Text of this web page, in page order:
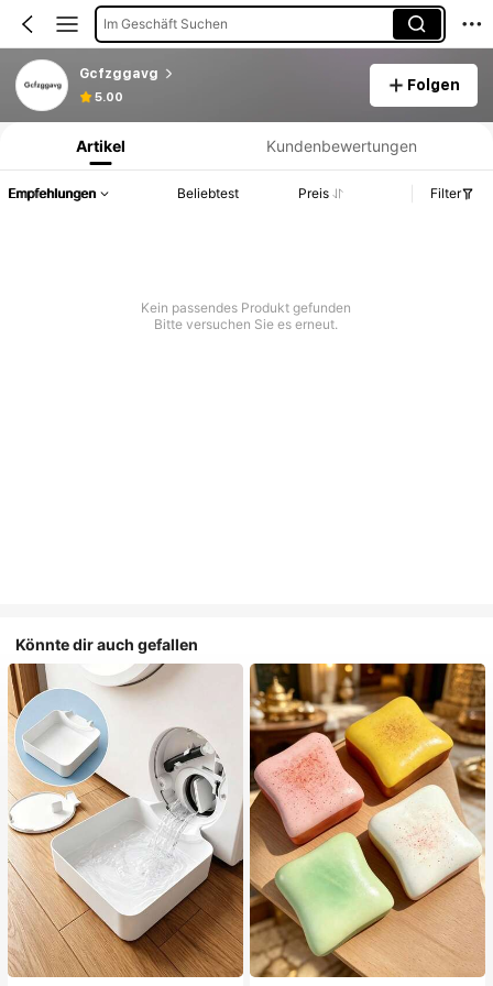
Im Geschäft Suchen
Gcfzggavg
5.00
Folgen
Produktinformation: Preisangabe, Verkaufs- und Lagerbestandsdetails.
Artikel Kundenbewertungen
Empfehlungen Beliebtest Preis Filter
Kein passendes Produkt gefunden
Bitte versuchen Sie es erneut.
Könnte dir auch gefallen